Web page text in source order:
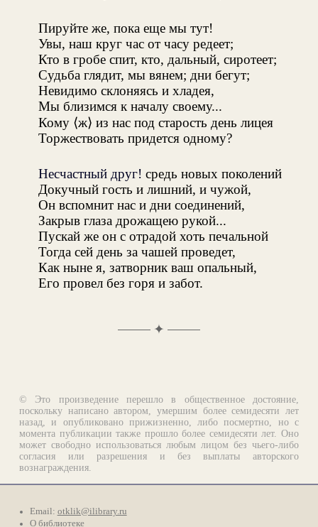
Пируйте же, пока еще мы тут!
Увы, наш круг час от часу редеет;
Кто в гробе спит, кто, дальный, сиротеет;
Судьба глядит, мы вянем; дни бегут;
Невидимо склоняясь и хладея,
Мы близимся к началу своему...
Кому ⟨ж⟩ из нас под старость день лицея
Торжествовать придется одному?
Несчастный друг! средь новых поколений
Докучный гость и лишний, и чужой,
Он вспомнит нас и дни соединений,
Закрыв глаза дрожащею рукой...
Пускай же он с отрадой хоть печальной
Тогда сей день за чашей проведет,
Как ныне я, затворник ваш опальный,
Его провел без горя и забот.
✦
© Это произведение перешло в общественное достояние,
поскольку написано автором, умершим более семидесяти лет
назад, и опубликовано прижизненно, либо посмертно, но с
момента публикации также прошло более семидесяти лет. Оно
может свободно использоваться любым лицом без чьего-либо
согласия или разрешения и без выплаты авторского
вознаграждения.
Email: otklik@ilibrary.ru
О библиотеке